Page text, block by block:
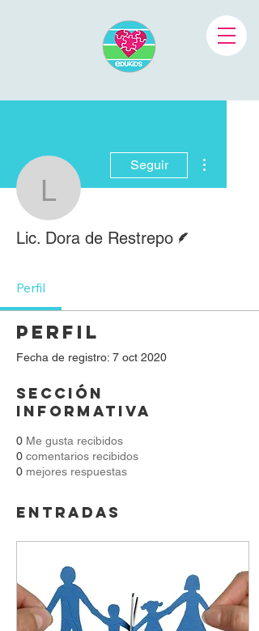
Lic. Dora de
Seguir
Lic. Dora de Restrepo
Perfil
Perfil
Fecha de registro: 7 oct 2020
Sección
informativa
0 Me gusta recibidos
0 comentarios recibidos
0 mejores respuestas
Entradas